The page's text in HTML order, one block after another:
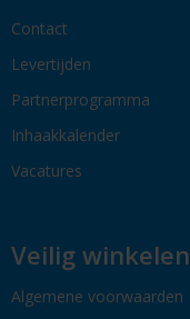
Contact
Levertijden
Partnerprogramma
Inhaakkalender
Vacatures
Veilig winkelen
Algemene voorwaarden